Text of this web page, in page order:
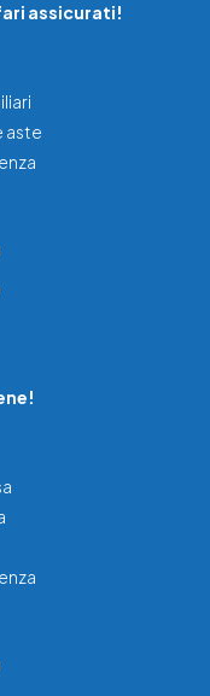
assicurati!
aste